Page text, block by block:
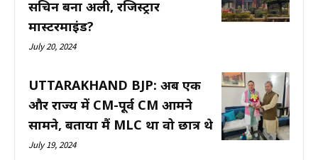
सचिन बना अली, रजिस्ट्रार
मास्टरमाइंड?
July 20, 2024
UTTARAKHAND BJP: अब एक
और राज्य में CM-पूर्व CM आमने
सामने, बताया मैं MLC था वो छात्र थे
July 19, 2024